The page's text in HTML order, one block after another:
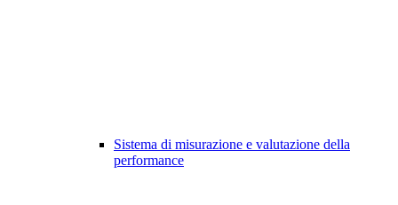
Sistema di misurazione e valutazione della
performance